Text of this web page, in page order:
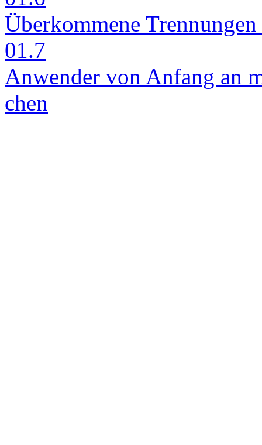
Über­kom­me­ne
01.7
An­wen­der von An­fang an
chen